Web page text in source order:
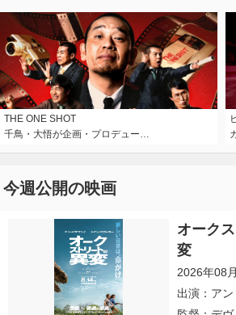
THE ONE SHOT
千鳥・大悟が企画・プロデュー…
今週公開の映画
オーク
変
2026年08
出演：ア